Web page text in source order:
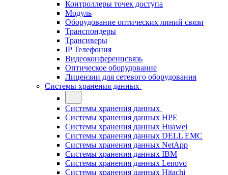
Контроллеры точек доступа
Модуль
Оборудование оптических линий связи
Транспондеры
Трансиверы
IP Телефония
Видеоконференцсвязь
Оптическое оборудование
Лицензии для сетевого оборудования
Системы хранения данных
Системы хранения данных
Системы хранения данных HPE
Системы хранения данных Huawei
Системы хранения данных DELL EMC
Cистемы хранения данных NetApp
Системы хранения данных IBM
Системы хранения данных Lenovo
Системы хранения данных Hitachi